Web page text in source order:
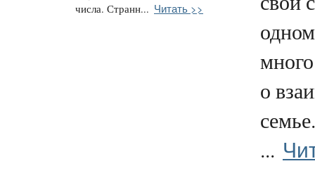
числа. Странн... Читать >>
о
...